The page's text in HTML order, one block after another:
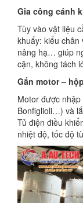
Gia công cánh
Tùy vào vật liệu
khuấy: kiểu chân
nâng hạ… giúp
cặn, không tách
Gắn motor –
Motor được
Bonfiglioli…) và
Tủ điện điều
nhiệt độ, tốc độ